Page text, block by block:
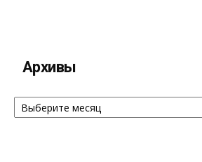
Архивы
Архивы